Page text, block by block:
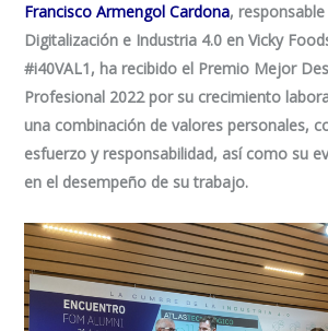
Francisco Armengol Cardona,
Digitalización e Industria 4.0 en Vicky
#i40VAL1, ha recibido el Premio Mejor
Profesional 2022 por su crecimiento
una combinación de valores personales,
esfuerzo y responsabilidad, así como su
en el desempeño de su trabajo.